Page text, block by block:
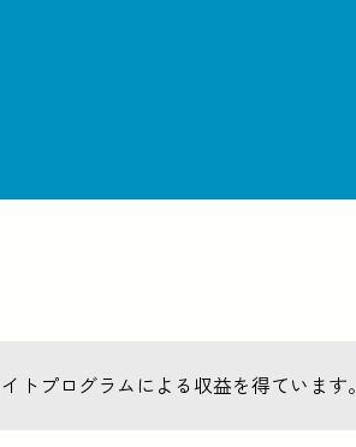
トプログラムによる収益を得ています。